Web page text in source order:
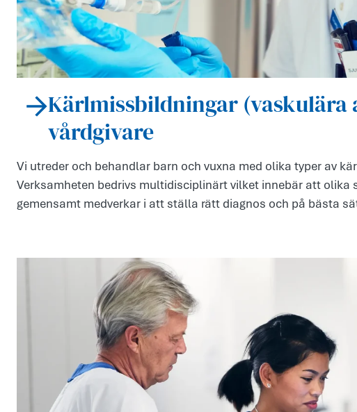
Kärlmissbildningar (vaskulära
vårdgivare
Vi utreder och behandlar barn och vuxna med olika typer av
Verksamheten bedrivs multidisciplinärt vilket innebär att olika
gemensamt medverkar i att ställa rätt diagnos och på bästa